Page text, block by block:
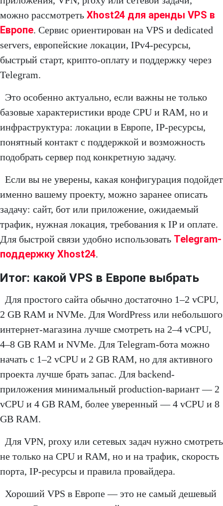
можно рассмотреть Xhost24 для аренды VPS в
Европе. Сервис ориентирован на VPS и dedicated
servers, европейские локации, IPv4-ресурсы,
быстрый старт, крипто-оплату и поддержку через
Telegram.
Это особенно актуально, если важны не только
базовые характеристики вроде CPU и RAM, но и
инфраструктура: локации в Европе, IP-ресурсы,
понятный контакт с поддержкой и возможность
подобрать сервер под конкретную задачу.
Если вы не уверены, какая конфигурация подойдет
именно вашему проекту, можно заранее описать
задачу: сайт, бот или приложение, ожидаемый
трафик, нужная локация, требования к IP и оплате.
Для быстрой связи удобно использовать Telegram-
поддержку Xhost24.
Итог: какой VPS в Европе выбрать
Для простого сайта обычно достаточно 1–2 vCPU,
2 GB RAM и NVMe. Для WordPress или небольшого
интернет-магазина лучше смотреть на 2–4 vCPU,
4–8 GB RAM и NVMe. Для Telegram-бота можно
начать с 1–2 vCPU и 2 GB RAM, но для активного
проекта лучше брать запас. Для backend-
приложения минимальный production-вариант — 2
vCPU и 4 GB RAM, более уверенный — 4 vCPU и 8
GB RAM.
Для VPN, proxy или сетевых задач нужно смотреть
не только на CPU и RAM, но и на трафик, скорость
порта, IP-ресурсы и правила провайдера.
Хороший VPS в Европе — это не самый дешевый